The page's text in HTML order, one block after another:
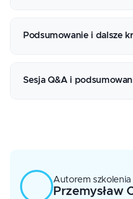
Najczęstsze błędy i
Podsumowanie i dalsze
Narzędzia alternatywne
Sesja Q&A i
Autorem szkolenia
Przemysław